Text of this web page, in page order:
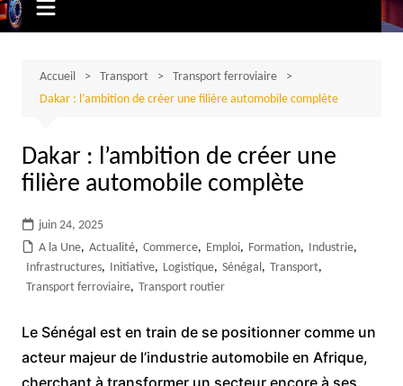
Accueil Transport
Transport ferroviaire
Dakar : l’ambition de créer une filière automobile complète
Dakar : l’ambition de créer une
filière automobile complète
juin 24, 2025
A la Une, Actualité, Commerce, Emploi, Formation, Industrie,
Infrastructures, Initiative, Logistique, Sénégal, Transport,
Transport ferroviaire, Transport routier
Le Sénégal est en train de se positionner comme un
acteur majeur de l’industrie automobile en Afrique,
cherchant à transformer un secteur encore à ses